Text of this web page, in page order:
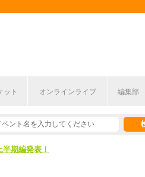
ット オンラインライブ 編集部
こから！
期編発表！